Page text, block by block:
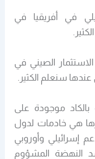
في أفريقيا في
الصيني في
عندها سنعلم الكثير.
موجودة على
هي خادمات لدول
إسرائيلي وأوروبي
النهضة المشؤوم